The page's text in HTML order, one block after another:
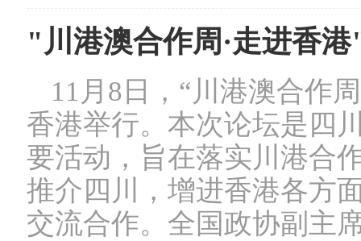
"川港澳合作周·走进香
11月8日，“川港澳合作
香港举行。本次论坛是四
要活动，旨在落实川港合
推介四川，增进香港各方
交流合作。全国政协副主